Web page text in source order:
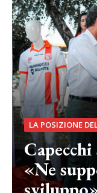
LA POSIZIONE
«Ne